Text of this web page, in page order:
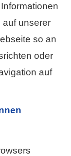
auf unserer
so an
oder
auf